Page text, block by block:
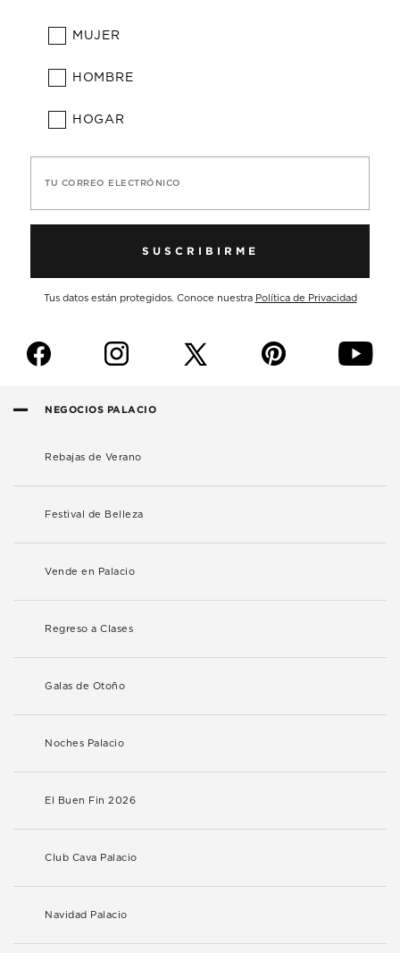
MUJER
HOMBRE
HOGAR
TU CORREO ELECTRÓNICO
SUSCRIBIRME
Tus datos están protegidos. Conoce nuestra Política de Privacidad
f i p y
NEGOCIOS PALACIO
Rebajas de Verano
Festival de Belleza
Vende en Palacio
Regreso a Clases
Galas de Otoño
Noches Palacio
El Buen Fin 2026
Club Cava Palacio
Navidad Palacio